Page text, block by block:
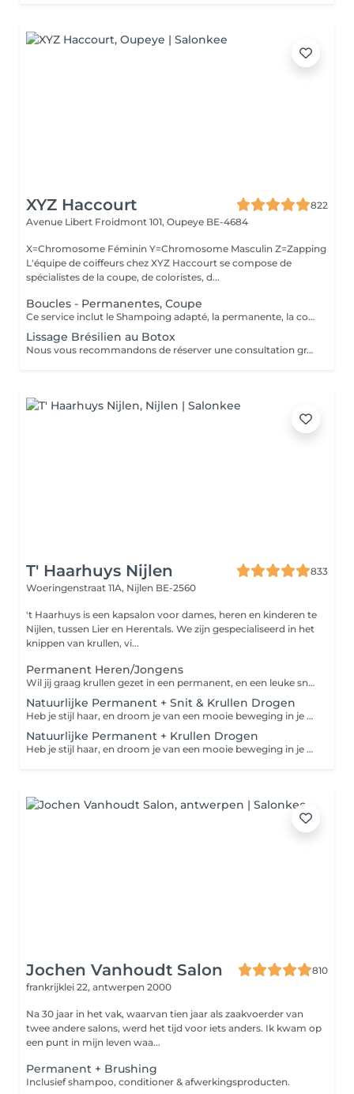
XYZ Haccourt
822
Avenue Libert Froidmont 101, Oupeye BE-4684
X=Chromosome Féminin Y=Chromosome Masculin Z=Zapping
L'équipe de coiffeurs chez XYZ Haccourt se compose de
spécialistes de la coupe, de coloristes, d...
Boucles - Permanentes, Coupe
Ce service inclut le Shampoing adapté, la permanente, la coupe, le séchage adapté. Un supplément pour des soins pré, ou post permanente peuvent être additionnés en fonction du résultat souhaité et de l'état des cheveux. CHEVEUX LONGS = à partir de l'épaule.
Lissage Brésilien au Botox
Nous vous recommandons de réserver une consultation gratuite avant de réserver votre lissage personnalisé. Ce service n'inclut pas le kit d'entretien à domicile (55€) qui est indispensable pour garantir le résultat durable de 3 à 8 mois en fonction de la porosité des cheveux et de l'entretien à domicile. Le lissage Brésilien au BOTOX convient à tous les types de cheveux, les lissages sont enrichis d'ingrédients naturels ( Huile d'Inca, de coco, protéine de Quiona, cellules souches de pommes Suisses,..), ne contient pas de formol, ni Phénol, ni d'acide glyoxylique. Il convient aux femmes enceintes, et aux enfants, et n'est pas testé sur les animaux. Durée de 2H30 à 4H00
T' Haarhuys Nijlen
833
Woeringenstraat 11A, Nijlen BE-2560
't Haarhuys is een kapsalon voor dames, heren en kinderen te
Nijlen, tussen Lier en Herentals. We zijn gespecialiseerd in het
knippen van krullen, vi...
Permanent Heren/Jongens
Wil jij graag krullen gezet in een permanent, en een leuke snit? Reserveer dan dit menu.
Natuurlijke Permanent + Snit & Krullen Drogen
Heb je stijl haar, en droom je van een mooie beweging in je haren? Dan is dit de goede oplossing. Dit is een top permanent, met producten, die de zwavelbruggen in de haren niet verbreken, maar buigen. Hierdoor is er veel minder schade aan de haren, en de houdbaarheid is top!! die Inclusief shampoo, conditioner & afwerkingsproducten. Indien je een intensievere verzorging wenst, gelieve deze apart bij te boeken bij de categorie "verzorging". Heb je extra lange, of dikke haren, dan kan er een supplement aangerekend worden.
Natuurlijke Permanent + Krullen Drogen
Heb je stijl haar, en droom je van een mooie beweging in je haren? Dan is dit de goede oplossing. Dit is een top permanent, met producten, die de zwavelbruggen in de haren niet verbreken, maar buigen. Hierdoor is er veel minder schade aan de haren, en de houdbaarheid is top!! Inclusief shampoo, conditioner & afwerkingsproducten. Indien je een intensievere verzorging wenst, gelieve deze apart bij te boeken bij de categorie "verzorging". Heb je extra lange, of dikke haren, dan kan er een supplement aangerekend worden.
Jochen Vanhoudt Salon
810
frankrijklei 22, antwerpen 2000
Na 30 jaar in het vak, waarvan tien jaar als zaakvoerder van
twee andere salons, werd het tijd voor iets anders. Ik kwam op
een punt in mijn leven waa...
Permanent + Brushing
Inclusief shampoo, conditioner & afwerkingsproducten.